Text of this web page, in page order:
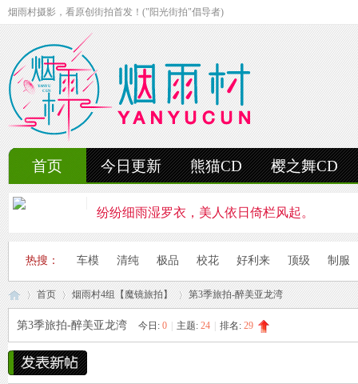
烟雨村摄影，看原创街拍首发！("阳光街拍"倡导者)
首页 今日更新 熊猫CD 樱之舞CD
纷纷细雨湿罗衣，美人依日倚栏风起。
轻抚细雨洒红楼，美人徐步舞花楸。
妍姿如水舞雨涵，美人翩然走湖畔。
风雨中的美人啊，纤腰若素玉，乱发似云烟。
热搜： 车模 清纯 极品 校花 好利来 顶级 制服
烟 »
首页
›
烟雨村4组【魔镜旅拍】 第3季旅拍-醉美亚龙湾
第3季旅拍-醉美亚龙湾 今日: 0 主题: 24 排名: 29